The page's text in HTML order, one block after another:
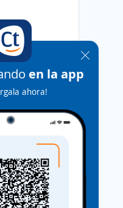
en la app
ahora!